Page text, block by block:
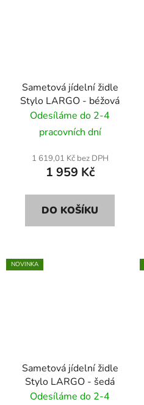
Sametová jídelní židle
Stylo LARGO - béžová
Odesíláme do 2-4
pracovních dní
1 619,01 Kč bez DPH
1 959 Kč
DO KOŠÍKU
NOVINKA
Sametová jídelní židle
Stylo LARGO - šedá
Odesíláme do 2-4